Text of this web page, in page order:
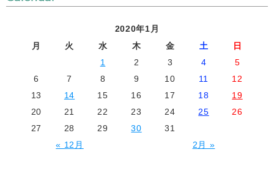
2020年1月
月
火 水 木 金 土 日
« 12月 2月 »
1 2 3 4
5
6
7 8 9 10 11
12
13
14 15 16 17 18
19
20
21 22 23 24 25
26
27
28 29 30 31